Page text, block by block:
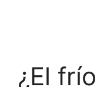
¿El